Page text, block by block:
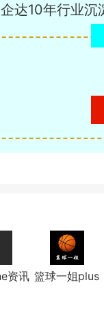
达10年行业沉
资讯 篮球一姐plus